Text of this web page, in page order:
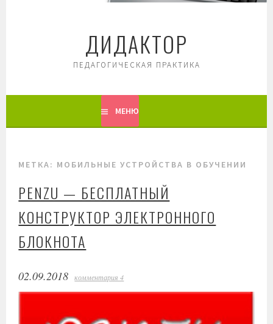
ДИДАКТОР
ПЕДАГОГИЧЕСКАЯ ПРАКТИКА
МЕНЮ
МЕТКА: МОБИЛЬНЫЕ УСТРОЙСТВА В ОБУЧЕНИИ
PENZU — БЕСПЛАТНЫЙ
КОНСТРУКТОР ЭЛЕКТРОННОГО
БЛОКНОТА
02.09.2018 комментария 4